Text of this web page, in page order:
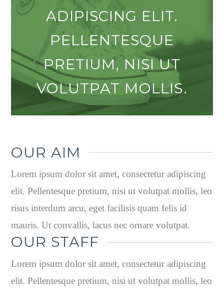
ADIPISCING ELIT.
PELLENTESQUE
PRETIUM, NISI UT
VOLUTPAT MOLLIS.
OUR AIM
Lorem ipsum dolor sit amet, consectetur adipiscing
elit. Pellentesque pretium, nisi ut volutpat mollis, leo
risus interdum arcu, eget facilisis quam felis id
mauris. Ut convallis, lacus nec ornare volutpat.
OUR STAFF
Lorem ipsum dolor sit amet, consectetur adipiscing
elit. Pellentesque pretium, nisi ut volutpat mollis, leo